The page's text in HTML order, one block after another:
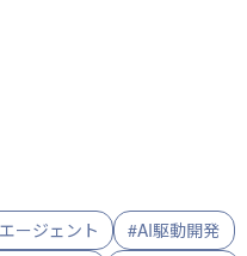
ージェント
#AI駆動開発